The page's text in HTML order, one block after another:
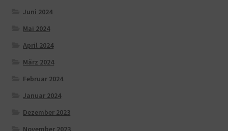
Juni 2024
Mai 2024
April 2024
März 2024
Februar 2024
Januar 2024
Dezember 2023
November 2023